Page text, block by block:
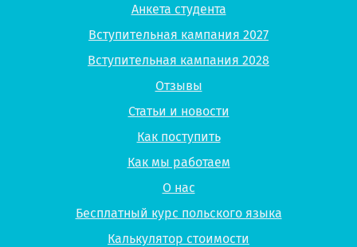
Анкета студента
Вступительная кампания 2027
Вступительная кампания 2028
Отзывы
Статьи и новости
Как поступить
Как мы работаем
О нас
Бесплатный курс польского языка
Калькулятор стоимости